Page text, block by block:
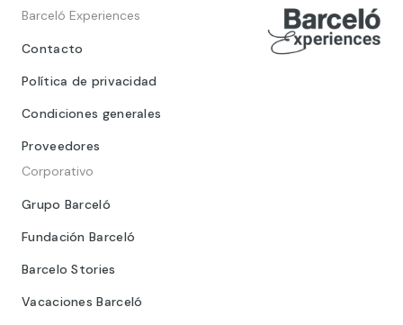
Barceló Experiences
Contacto
Política de privacidad
Condiciones generales
Proveedores
Corporativo
Grupo Barceló
Fundación Barceló
Barcelo Stories
Vacaciones Barceló